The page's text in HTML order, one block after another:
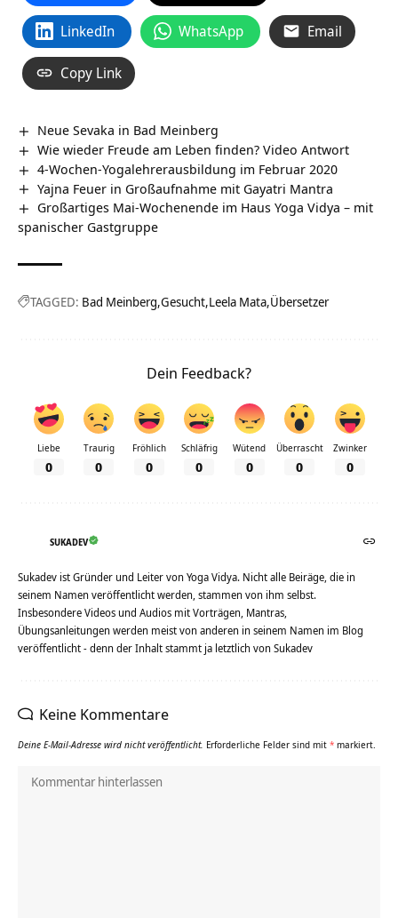
LinkedIn WhatsApp Email
Copy Link
Neue Sevaka in Bad Meinberg
Wie wieder Freude am Leben finden? Video Antwort
4-Wochen-Yogalehrerausbildung im Februar 2020
Yajna Feuer in Großaufnahme mit Gayatri Mantra
Großartiges Mai-Wochenende im Haus Yoga Vidya – mit
spanischer Gastgruppe
TAGGED: Bad Meinberg Gesucht Leela Mata Übersetzer
Dein Feedback?
Liebe
0
Traurig
0
Fröhlich
0
Schläfrig
0
Wütend
0
Überrascht
0
Zwinker
0
SUKADEV
Sukadev ist Gründer und Leiter von Yoga Vidya. Nicht alle Beiräge, die in
seinem Namen veröffentlicht werden, stammen von ihm selbst.
Insbesondere Videos und Audios mit Vorträgen, Mantras,
Übungsanleitungen werden meist von anderen in seinem Namen im Blog
veröffentlicht - denn der Inhalt stammt ja letztlich von Sukadev
Keine Kommentare
Deine E-Mail-Adresse wird nicht veröffentlicht. Erforderliche Felder sind mit * markiert.